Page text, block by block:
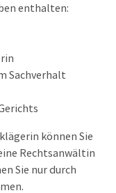
enthalten:
Sachverhalt
können Sie
Rechtsanwältin
Sie nur durch